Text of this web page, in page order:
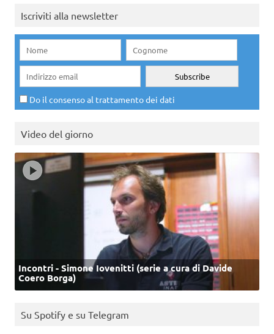
Iscriviti alla newsletter
Do il consenso al trattamento dei dati
Video del giorno
Incontri - Simone Iovenitti (serie a cura di Davide
Coero Borga)
Su Spotify e su Telegram